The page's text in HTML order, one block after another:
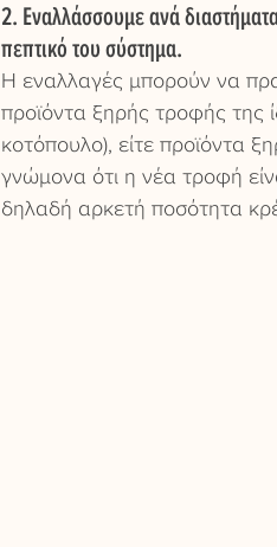
2. Εναλλάσσουμε ανά
πεπτικό του σύστημα.
Η εναλλαγές μπορούν να
προϊόντα ξηρής τροφής της
κοτόπουλο), είτε προϊόντα
γνώμονα ότι η νέα τροφή
δηλαδή αρκετή ποσότητα